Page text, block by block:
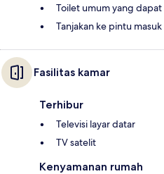
Toilet umum yang
Tanjakan ke pintu masuk
Fasilitas kamar
Terhibur
Televisi layar datar
TV satelit
Kenyamanan rumah